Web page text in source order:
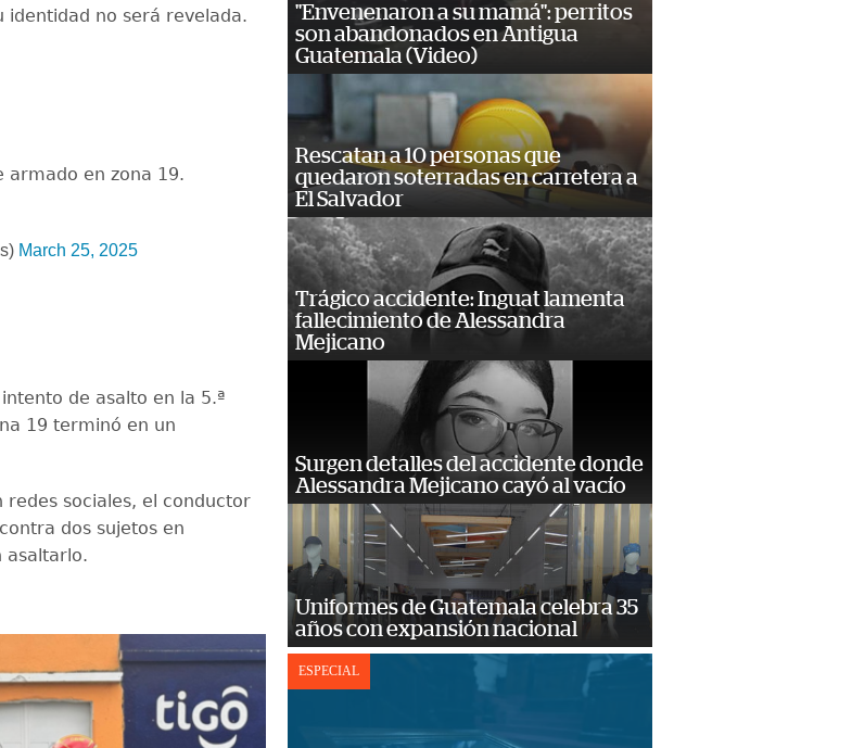
identidad no será revelada.
armado en zona 19.
March 25, 2025
de asalto en la 5.ª
19 terminó en un
redes sociales, el conductor
dos sujetos en
asaltarlo.
"Envenenaron a su mamá": perritos
son abandonados en Antigua
Guatemala (Video)
Rescatan a 10 personas que
quedaron soterradas en carretera a
El Salvador
Trágico accidente: Inguat lamenta
fallecimiento de Alessandra
Mejicano
Surgen detalles del accidente donde
Alessandra Mejicano cayó al vacío
Uniformes de Guatemala celebra 35
años con expansión nacional
ESPECIAL